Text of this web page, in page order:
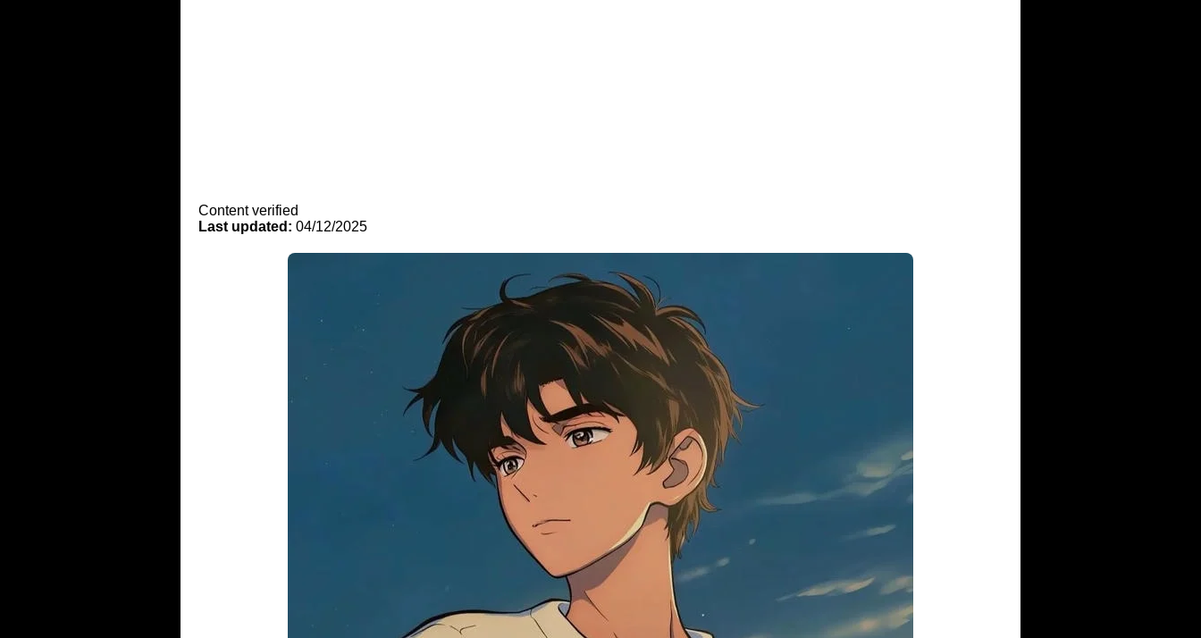
Content verified
Last updated: 04/12/2025